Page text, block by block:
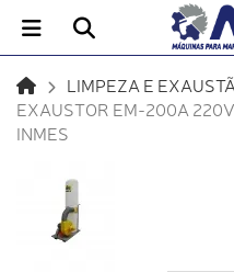
LIMPEZA E
EXAUSTOR EM-200A
INMES